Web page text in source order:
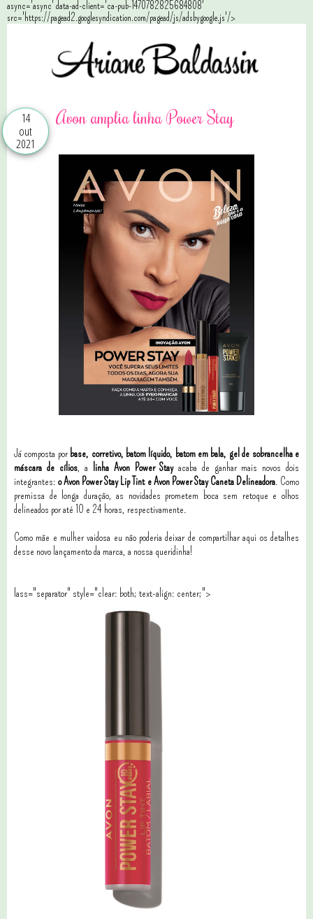
async='async' data-ad-client='ca-pub-1470782825684808'
src='https://pagead2.googlesyndication.com/pagead/js/adsbygoogle.js'/>
14
out
2021
Avon amplia linha Power Stay
Já composta porbase, corretivo, batom líquido, batom em bala, gel de sobrancelha e
máscara de cílios, a linha Avon Power Stayacaba de ganhar mais novos dois
integrantes:o Avon Power Stay Lip Tint e Avon Power Stay Caneta Delineadora. Como
premissa de longa duração, as novidades prometem boca sem retoque e olhos
delineados por até 10 e 24 horas, respectivamente.
Como mãe e mulher vaidosa eu não poderia deixar de compartilhar aqui os detalhes
desse novo lançamento da marca, a nossa queridinha!
lass="separator" style="clear: both; text-align: center;">